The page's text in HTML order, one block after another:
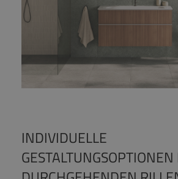
INDIVIDUELLE